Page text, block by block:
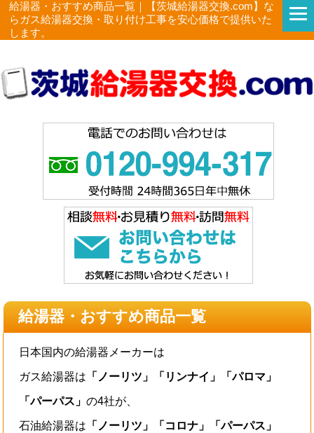
給湯器・おすすめ商品一覧｜【茨城給湯器交換.com】な
らガス給湯器交換・取り付け工事を安心価格で提供いた
します。
給湯器・おすすめ商品一覧
日本国内の給湯器メーカーは
ガス給湯器は 「ノーリツ」「リンナイ」「パロマ」
「パーパス」の4社が、
石油給湯器は 「ノーリツ」「コロナ」「パーパス」